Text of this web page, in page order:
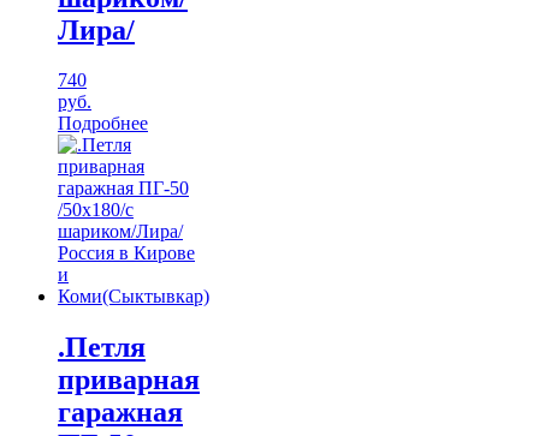
Лира/
740
руб.
Подробнее
.Петля
приварная
гаражная